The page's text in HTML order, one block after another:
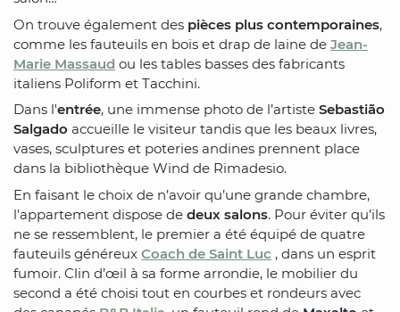
On trouve également des pièces plus contemporaines,
comme les fauteuils en bois et drap de laine de Jean-
Marie Massaud ou les tables basses des fabricants
italiens Poliform et Tacchini.
Dans l'entrée, une immense photo de l’artiste Sebastião
Salgado accueille le visiteur tandis que les beaux livres,
vases, sculptures et poteries andines prennent place
dans la bibliothèque Wind de Rimadesio.
En faisant le choix de n’avoir qu’une grande chambre,
l'appartement dispose de deux salons. Pour éviter qu’ils
ne se ressemblent, le premier a été équipé de quatre
fauteuils généreux Coach de Saint Luc , dans un esprit
fumoir. Clin d’œil à sa forme arrondie, le mobilier du
second a été choisi tout en courbes et rondeurs avec